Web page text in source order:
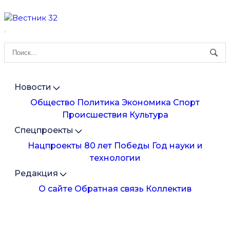
Новости
Общество Политика Экономика Спорт
Происшествия Культура
Спецпроекты
Нацпроекты 80 лет Победы Год науки и
технологии
Редакция
О сайте Обратная связь Коллектив